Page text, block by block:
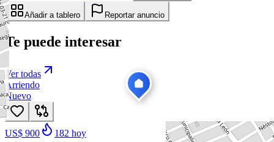
Añadir a tablero Reportar anuncio
Te puede interesar
Ver todas
Arriendo
Nuevo
US$ 900 182 hoy